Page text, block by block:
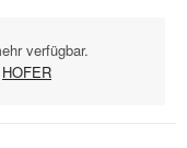
verfügbar.
HOFER